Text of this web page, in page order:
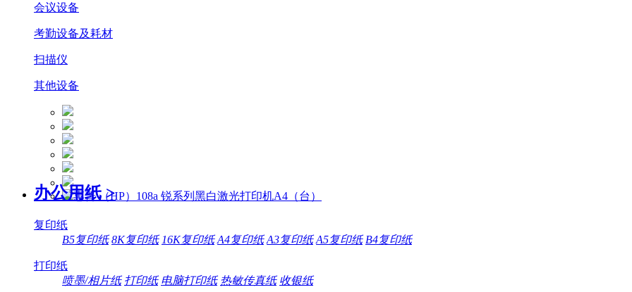
会议设备
考勤设备及耗材
扫描仪
其他设备
办公用纸 >
复印纸
B5复印纸 8K复印纸 16K复印纸 A4复印纸 A3复印纸 A5复印纸 B4复印纸
打印纸
喷墨/相片纸 打印纸 电脑打印纸 热敏传真纸 收银纸